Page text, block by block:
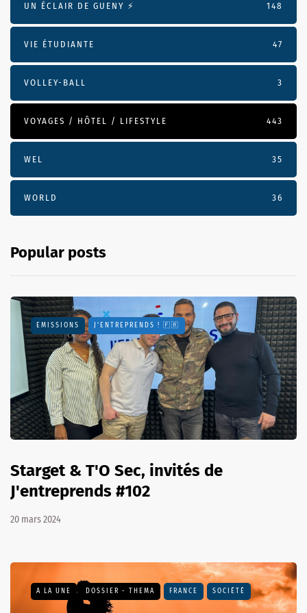
UN ÉCLAIR DE GUENY ⚡️ 148
VIE ÉTUDIANTE 47
VOLLEY-BALL 3
VOYAGES / HÔTEL / LIFESTYLE 443
WEL 35
WORLD 36
Popular posts
EMISSIONS J'ENTREPRENDS ! 🇫🇷
Starget & T'O Sec, invités de
J'entreprends #102
20 mars 2024
A LA UNE DOSSIER - THEMA FRANCE SOCIÉTÉ